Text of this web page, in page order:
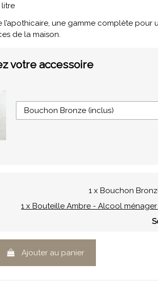
litre
l’apothicaire, une gamme complète pour
de la maison.
votre accessoire
Bouchon Bronze (inclus)
1 x Bouchon
1 x Bouteille Ambre - Alcool ménager
Ajouter au panier